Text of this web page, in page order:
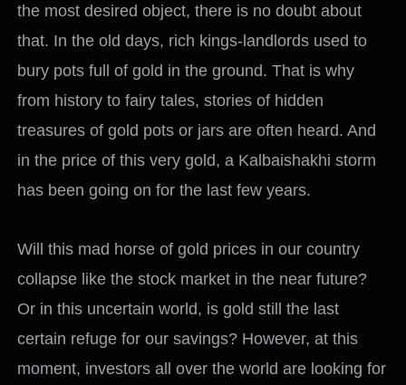
the most desired object, there is no doubt about
that. In the old days, rich kings-landlords used to
bury pots full of gold in the ground. That is why
from history to fairy tales, stories of hidden
treasures of gold pots or jars are often heard. And
in the price of this very gold, a Kalbaishakhi storm
has been going on for the last few years.
Will this mad horse of gold prices in our country
collapse like the stock market in the near future?
Or in this uncertain world, is gold still the last
certain refuge for our savings? However, at this
moment, investors all over the world are looking for